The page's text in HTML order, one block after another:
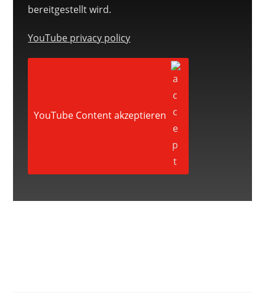
bereitgestellt wird.
YouTube privacy policy
YouTube Content akzeptieren